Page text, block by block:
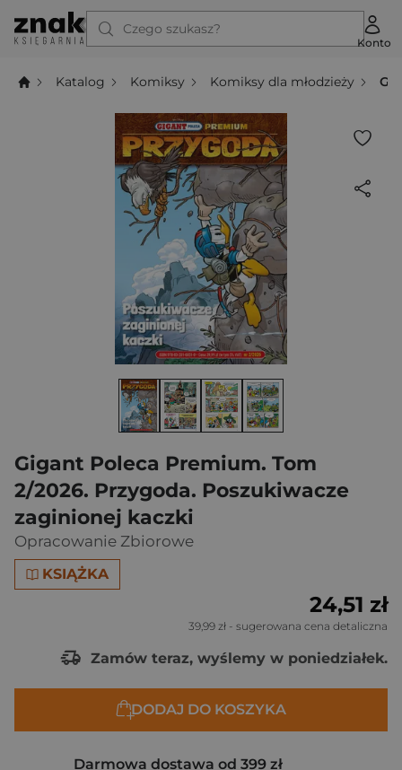
Czego szukasz?
Konto
Katalog Komiksy Komiksy dla młodzieży
Gigant Poleca Premium. Tom
2/2026. Przygoda. Poszukiwacze
zaginionej kaczki
Opracowanie Zbiorowe
KSIĄŻKA
24,51 zł
39,99 zł - sugerowana cena detaliczna
Zamów teraz, wyślemy w poniedziałek.
DODAJ DO KOSZYKA
Darmowa dostawa od 399 zł